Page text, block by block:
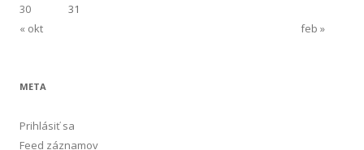
30
31
« okt
feb »
META
Prihlásiť sa
Feed záznamov